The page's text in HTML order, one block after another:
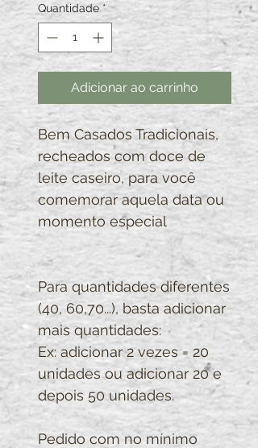
Quantidade *
Adicionar ao carrinho
Bem Casados Tradicionais,
recheados com doce de
leite caseiro, para você
comemorar aquela data ou
momento especial
Para quantidades diferentes
(40, 60,70...), basta adicionar
mais quantidades:
Ex: adicionar 2 vezes = 20
unidades ou adicionar 20 e
depois 50 unidades.
Pedido com no mínimo